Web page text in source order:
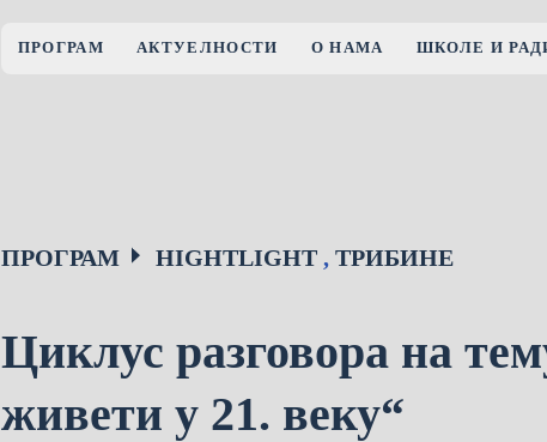
ПРОГРАМ АКТУЕЛНОСТИ О НАМА ШКОЛЕ И
ПРОГРАМ HIGHTLIGHT ,ТРИБИНЕ
Циклус разговора на
живети у 21. веку“